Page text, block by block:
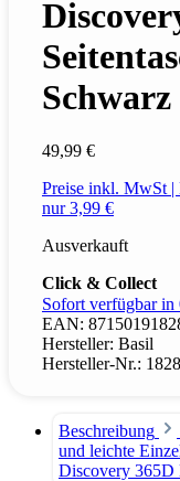
Schwarz
49,99 €
Preise inkl. MwSt |
nur 3,99 €
Ausverkauft
Click & Collect
Sofort verfügbar in
EAN:
Hersteller: Basil
Hersteller-Nr.:
Beschreibung
und leichte
Discovery